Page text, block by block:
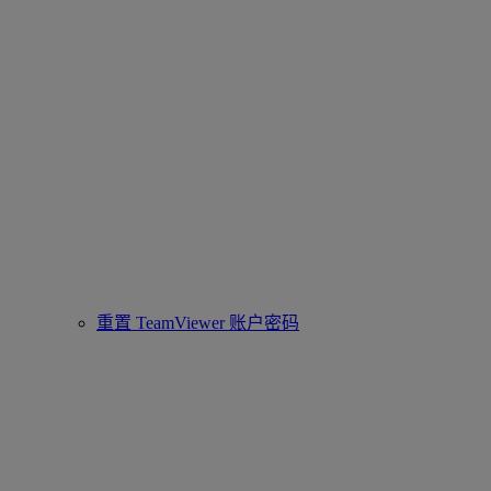
重置 TeamViewer 账户密码